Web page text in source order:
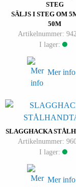
STEG
SÄLJS I STEG OM
50M
Artikelnummer:
I lager:
Mer info
SLAGGHACKA
Artikelnummer:
I lager:
Mer info